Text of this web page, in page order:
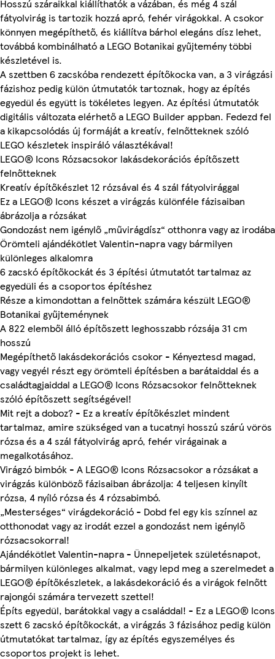
Hosszú száraikkal kiállíthatók a vázában, és még 4 szál
fátyolvirág is tartozik hozzá apró, fehér virágokkal. A csokor
könnyen megépíthető, és kiállítva bárhol elegáns dísz lehet,
továbbá kombinálható a LEGO Botanikai gyűjtemény többi
készletével is.
A szettben 6 zacskóba rendezett építőkocka van, a 3 virágzási
fázishoz pedig külön útmutatók tartoznak, hogy az építés
egyedül és együtt is tökéletes legyen. Az építési útmutatók
digitális változata elérhető a LEGO Builder appban. Fedezd fel
a kikapcsolódás új formáját a kreatív, felnőtteknek szóló
LEGO készletek inspiráló választékával!
LEGO® Icons Rózsacsokor lakásdekorációs építőszett
felnőtteknek
Kreatív építőkészlet 12 rózsával és 4 szál fátyolvirággal
Ez a LEGO® Icons készet a virágzás különféle fázisaiban
ábrázolja a rózsákat
Gondozást nem igénylő „művirágdísz“ otthonra vagy az irodába
Örömteli ajándékötlet Valentin-napra vagy bármilyen
különleges alkalomra
6 zacskó építőkockát és 3 építési útmutatót tartalmaz az
egyedüli és a csoportos építéshez
Része a kimondottan a felnőttek számára készült LEGO®
Botanikai gyűjteménynek
A 822 elemből álló építőszett leghosszabb rózsája 31 cm
hosszú
Megépíthető lakásdekorációs csokor - Kényeztesd magad,
vagy vegyél részt egy örömteli építésben a barátaiddal és a
családtagjaiddal a LEGO® Icons Rózsacsokor felnőtteknek
szóló építőszett segítségével!
Mit rejt a doboz? - Ez a kreatív építőkészlet mindent
tartalmaz, amire szükséged van a tucatnyi hosszú szárú vörös
rózsa és a 4 szál fátyolvirág apró, fehér virágainak a
megalkotásához.
Virágzó bimbók - A LEGO® Icons Rózsacsokor a rózsákat a
virágzás különböző fázisaiban ábrázolja: 4 teljesen kinyílt
rózsa, 4 nyíló rózsa és 4 rózsabimbó.
„Mesterséges“ virágdekoráció - Dobd fel egy kis színnel az
otthonodat vagy az irodát ezzel a gondozást nem igénylő
rózsacsokorral!
Ajándékötlet Valentin-napra - Ünnepeljetek születésnapot,
bármilyen különleges alkalmat, vagy lepd meg a szerelmedet a
LEGO® építőkészletek, a lakásdekoráció és a virágok felnőtt
rajongói számára tervezett szettel!
Építs egyedül, barátokkal vagy a családdal! - Ez a LEGO® Icons
szett 6 zacskó építőkockát, a virágzás 3 fázisához pedig külön
útmutatókat tartalmaz, így az építés egyszemélyes és
csoportos projekt is lehet.